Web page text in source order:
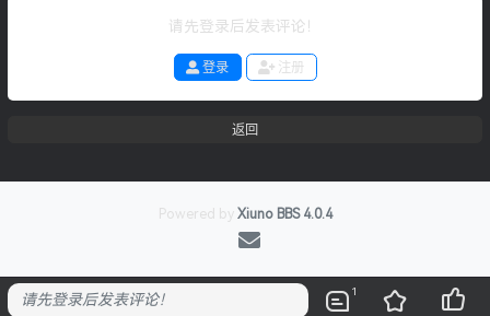
请先登录后发表评论！
登录 注册
返回
Powered by Xiuno BBS 4.0.4
请先登录后发表评论！
1